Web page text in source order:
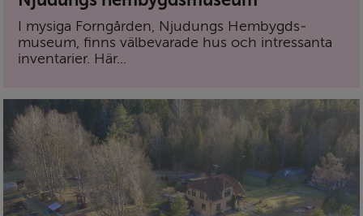
I mysiga Forngården, Njudungs Hembygds­
museum, finns välbevarade hus och intressanta
inventarier. Här...